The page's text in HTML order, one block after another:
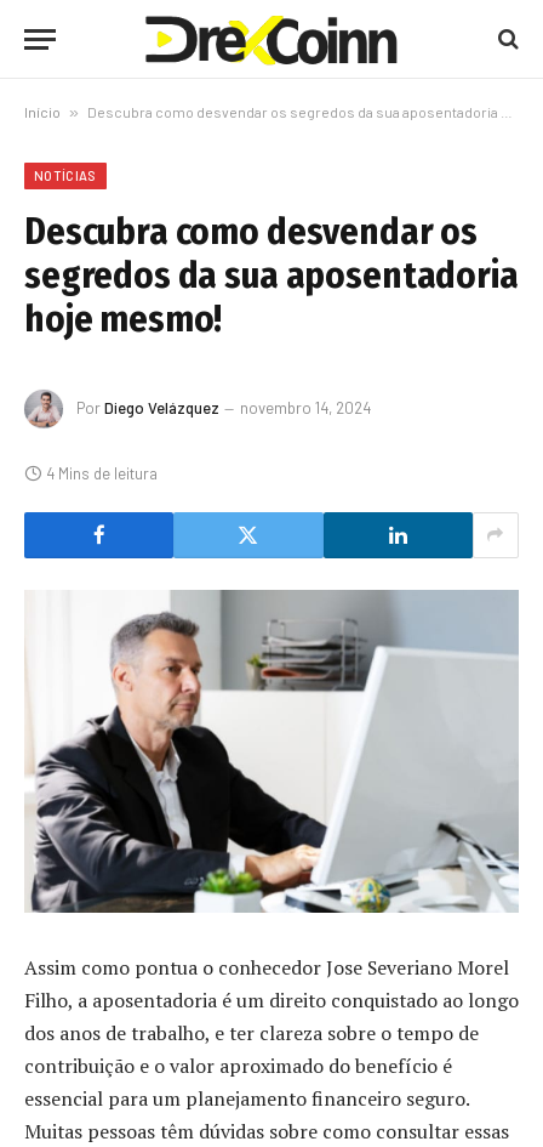
Início » Descubra como desvendar os segredos da sua aposentadoria hoje mesmo!
NOTÍCIAS
Descubra como desvendar os
segredos da sua aposentadoria
hoje mesmo!
PorDiego Velázquez novembro 14, 2024
4 Mins de leitura
Assim como pontua o conhecedor Jose Severiano Morel
Filho, a aposentadoria é um direito conquistado ao longo
dos anos de trabalho, e ter clareza sobre o tempo de
contribuição e o valor aproximado do benefício é
essencial para um planejamento financeiro seguro.
Muitas pessoas têm dúvidas sobre como consultar essas